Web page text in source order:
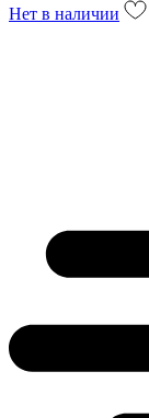
Нет в наличии